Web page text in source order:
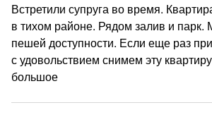
Встретили супруга во время.
в тихом районе. Рядом залив и парк.
пешей доступности. Если еще раз
с удовольствием снимем эту
большое